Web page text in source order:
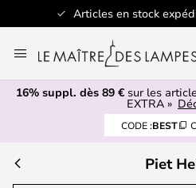
Articles en stock
au
contenu
16% suppl. dès 89 € sur les
EXTRA »
CODE :BEST
Piet